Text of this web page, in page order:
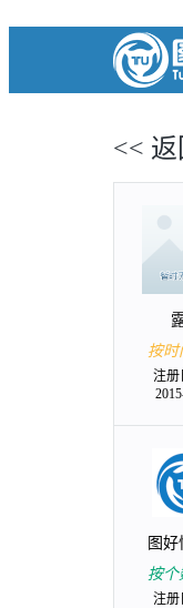
<<
按时
注册
图好
按个
注册